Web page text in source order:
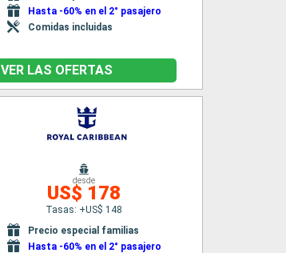
Hasta -60% en el 2° pasajero
Comidas incluidas
VER LAS OFERTAS
desde
US$ 178
Tasas: +US$ 148
Precio especial familias
Hasta -60% en el 2° pasajero